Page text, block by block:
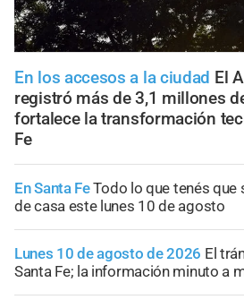
En los accesos a la ciudad El
registró más de 3,1 millones
fortalece la transformación
Fe
En Santa FeTodo lo que tenés que
de casa este lunes 10 de agosto
Lunes 10 de agosto de 2026 El
Santa Fe; la información minuto a